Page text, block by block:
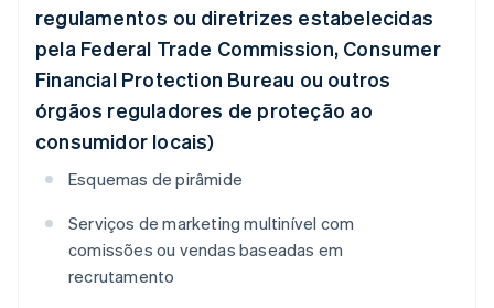
regulamentos ou diretrizes estabelecidas
pela Federal Trade Commission, Consumer
Financial Protection Bureau ou outros
órgãos reguladores de proteção ao
consumidor locais)
Esquemas de pirâmide
Serviços de marketing multinível com
comissões ou vendas baseadas em
recrutamento